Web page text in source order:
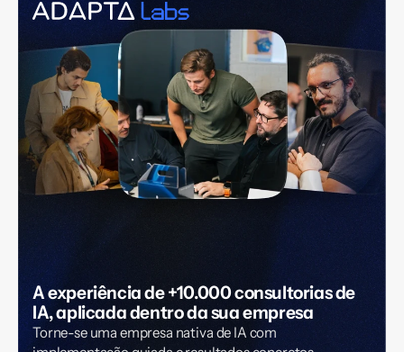
A experiência de +10.000 consultorias de
IA, aplicada dentro da sua empresa
Torne-se uma empresa nativa de IA com